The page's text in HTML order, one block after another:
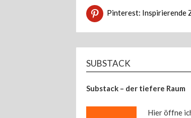
Pinterest: Inspirierende
SUBSTACK
Substack – der tiefere Raum
Hier öffne